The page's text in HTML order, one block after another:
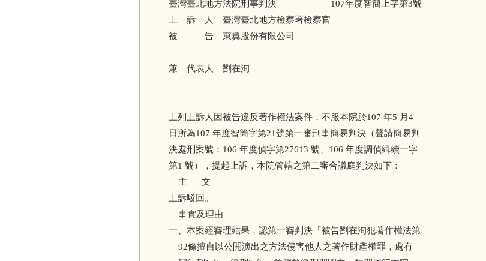
臺灣臺北地方法院刑事判決 107年度智簡上字第3號
上 訴 人 臺灣臺北地方檢察署檢察官
被 告 東翼股份有限公司
兼 代表人 劉在洵
上列上訴人因被告違反著作權法案件，不服本院於107 年5 月4
日所為107 年度智簡字第21號第一審刑事簡易判決（聲請簡易判
決處刑案號：106 年度偵字第27613 號、106 年度調偵緝續一字
第1 號），提起上訴，本院管轄之第二審合議庭判決如下：
主 文
上訴駁回。
事實及理由
一、本案經審理結果，認第一審判決「被告劉在洵犯著作權法第
92條擅自以公開演出之方法侵害他人之著作財產權罪，處有